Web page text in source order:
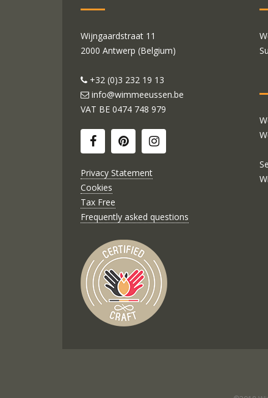
Wijngaardstraat 11
2000 Antwerp (Belgium)
+32 (0)3 232 19 13
info@wimmeeussen.be
VAT BE 0474 748 979
Privacy Statement
Cookies
Tax Free
Frequently asked questions